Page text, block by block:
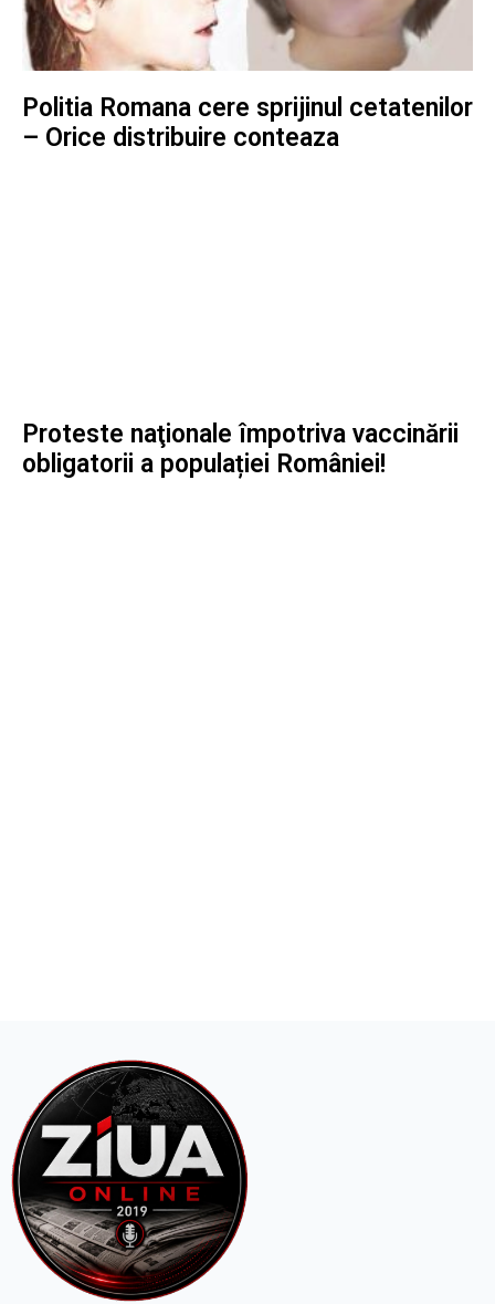
Politia Romana cere sprijinul cetatenilor
– Orice distribuire conteaza
Proteste naţionale împotriva vaccinării
obligatorii a populației României!